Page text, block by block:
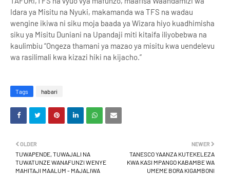
Idara ya Misitu na Nyuki, makamanda wa TFS na wadau
wengine ikiwa ni siku moja baada ya Wizara hiyo kuadhimisha
siku ya Misitu Duniani na Upandaji miti kitaifa iliyobebwa na
kaulimbiu “Ongeza thamani ya mazao ya misitu kwa uendelevu
wa rasilimali kwa kizazi hiki na kijacho.”
Tags habari
NEWER
TANESCO YAANZA KUTEKELEZA
KWA KASI MPANGO KABAMBE WA
UMEME BORA KIGAMBONI
OLDER
TUWAPENDE, TUWAJALI NA
TUWATUNZE WANAFUNZI WENYE
MAHITAJI MAALUM - MAJALIWA